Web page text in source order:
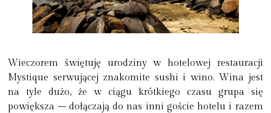
Wieczorem świętuję urodziny w hotelowej restauracji
Mystique serwującej znakomite sushi i wino. Wina jest
na tyle dużo, że w ciągu krótkiego czasu grupa się
powiększa – dołączają do nas inni goście hotelu i razem